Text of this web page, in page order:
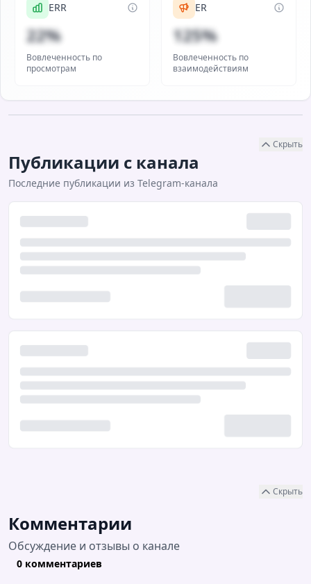
ERR
22%
Вовлеченность по
просмотрам
ER
125%
Вовлеченность по
взаимодействиям
Скрыть
Комментарии
Обсуждение и отзывы о канале
0 комментариев
Скрыть
Публикации с канала
Последние публикации из Telegram-канала